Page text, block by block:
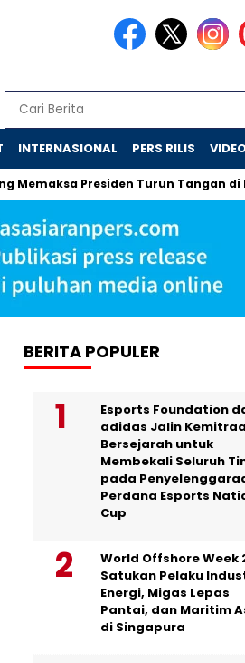
INTERNASIONAL PERS RILIS
Presiden Turun Tangan di Raja
BERITA POPULER
Esports Foundation
adidas Jalin
Bersejarah untuk
Membekali Seluruh
pada
Perdana Esports
Cup
World Offshore Week
Satukan Pelaku
Energi, Migas Lepas
Pantai, dan Maritim
di Singapura